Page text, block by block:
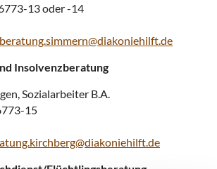
13 oder -14
Insolvenzberatung
Sozialarbeiter B.A.
15